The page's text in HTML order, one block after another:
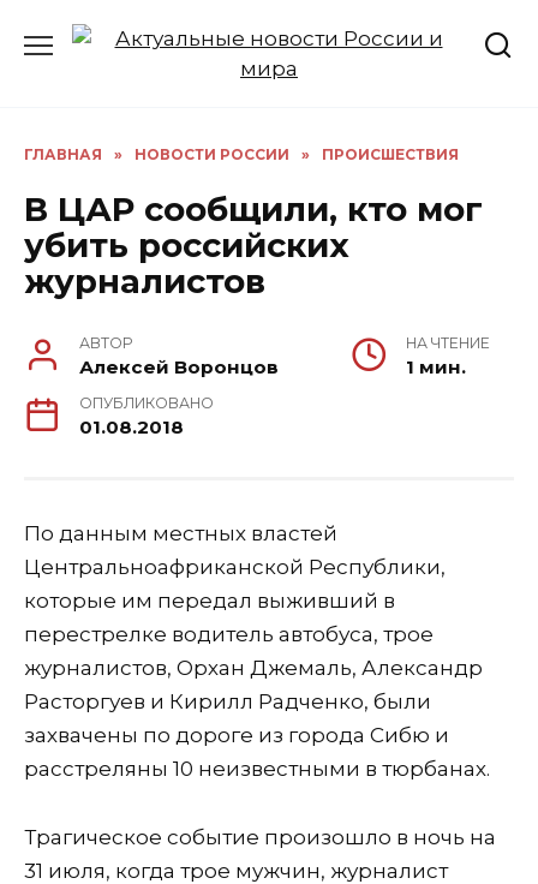
ГЛАВНАЯ » НОВОСТИ РОССИИ » ПРОИСШЕСТВИЯ
В ЦАР сообщили, кто мог
убить российских
журналистов
АВТОР
Алексей Воронцов
НА ЧТЕНИЕ
1 мин.
ОПУБЛИКОВАНО
01.08.2018
По данным местных властей
Центральноафриканской Республики,
которые им передал выживший в
перестрелке водитель автобуса, трое
журналистов, Орхан Джемаль, Александр
Расторгуев и Кирилл Радченко, были
захвачены по дороге из города Сибю и
расстреляны 10 неизвестными в тюрбанах.
Трагическое событие произошло в ночь на
31 июля, когда трое мужчин, журналист